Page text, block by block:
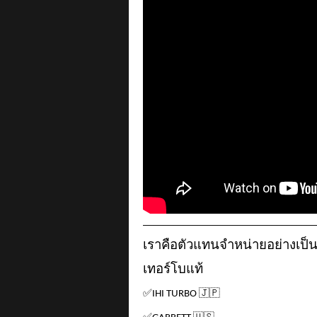
เราคือตัวแทนจำหน่ายอย่างเป็
เทอร์โบแท้
✅IHI TURBO 🇯🇵